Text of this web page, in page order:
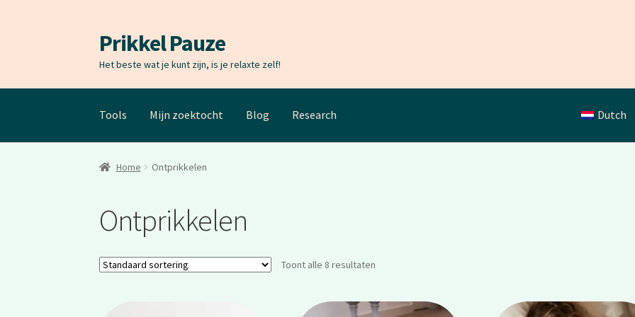
Ga
door
naar
navigatie
Ga
naar
de
inhoud
Prikkel Pauze
Het beste wat je kunt zijn, is je relaxte zelf!
Tools Mijn zoektocht Blog Research Dutch
Home Ontprikkelen
Ontprikkelen
Toont alle 8 resultaten